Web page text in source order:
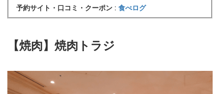
予約サイト・口コミ・クーポン : 食べログ
【焼肉】焼肉トラジ